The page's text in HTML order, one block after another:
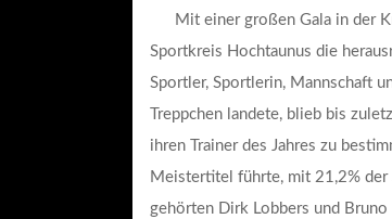
Mit einer großen Gala in der
Sportkreis Hochtaunus die
Sportler, Sportlerin, Mannschaft
Treppchen landete, blieb bis
ihren Trainer des Jahres zu
Meistertitel führte, mit 21,2% der
gehörten Dirk Lobbers und